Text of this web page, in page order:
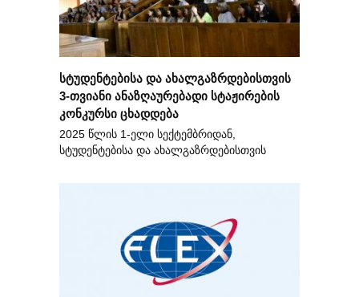
სტუდენტებისა და ახალგაზრდებისთვის
3-თვიანი ანაზღაურებადი სტაჟირების
კონკურსი ცხადდება
2025 წლის 1-ელი სექტემბრიდან,
სტუდენტებისა და ახალგაზრდებისთვის